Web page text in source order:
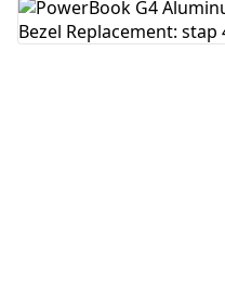
Voeg opmerking toe